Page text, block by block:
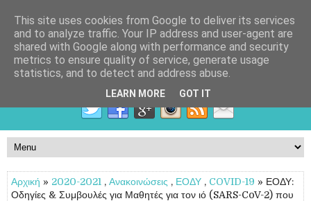
Αρχική » 2020-2021 , Ανακοινώσεις , ΕΟΔΥ , COVID-19 » ΕΟΔΥ:
Οδηγίες & Συμβουλές για Μαθητές για τον ιό (SARS-CoV-2) που
This site uses cookies from Google to deliver its services
and to analyze traffic. Your IP address and user-agent are
shared with Google along with performance and security
metrics to ensure quality of service, generate usage
statistics, and to detect and address abuse.
LEARN MORE GOT IT